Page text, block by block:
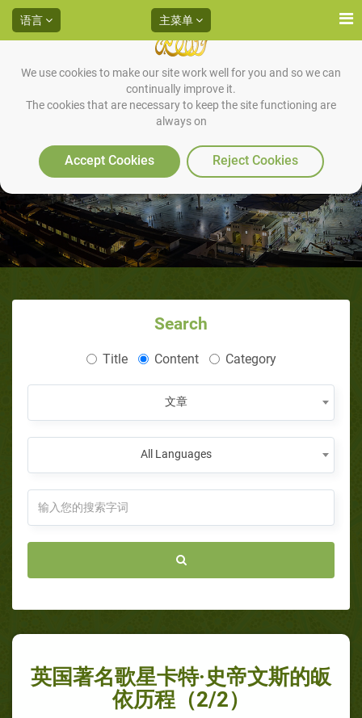
We use cookies to make our site work well for you and so we can
continually improve it.
The cookies that are necessary to keep the site functioning are
always on
Accept Cookies Reject Cookies
语言 主菜单
英国著名歌星卡特·史帝文斯的皈
依历程（2/2）
Search
Title Content Category
文章
All Languages
英国著名歌星卡特·史帝文斯的皈
依历程（2/2）